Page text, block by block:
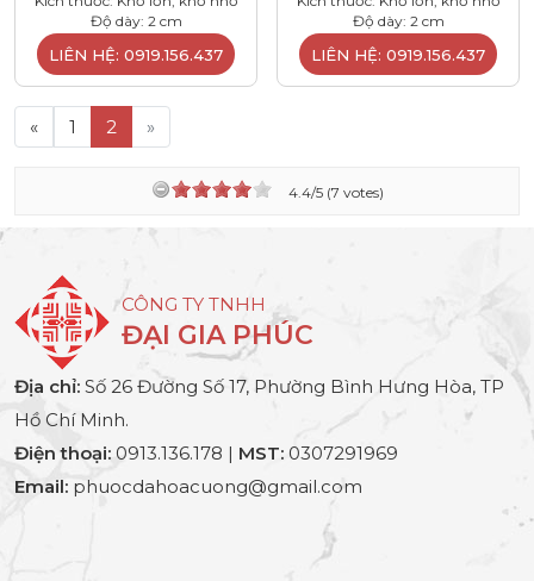
Độ dày: 2 cm
LIÊN HỆ: 0919.156.437
Độ dày: 2 cm
LIÊN HỆ: 0919.156.437
« 1 2 »
4.4/5 (7 votes)
CÔNG TY TNHH
ĐẠI GIA PHÚC
Địa chỉ: Số 26 Đường Số 17, Phường Bình Hưng Hòa, TP
Hồ Chí Minh.
Điện thoại: 0913.136.178 | MST: 0307291969
Email: phuocdahoacuong@gmail.com